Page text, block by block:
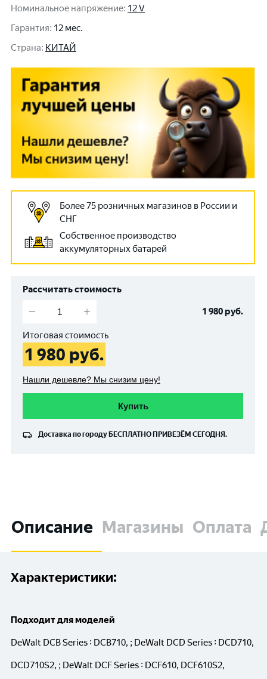
Номинальное напряжение: 12 V
Гарантия: 12 мес.
Cтрана: КИТАЙ
Более 75 розничных магазинов в России и
СНГ
Собственное производство
аккумуляторных батарей
Рассчитать стоимость
1 980руб.
Итоговая стоимость
1 980 руб.
Нашли дешевле? Мы снизим цену!
Купить
Доставка по городу БЕСПЛАТНО ПРИВЕЗЁМ СЕГОДНЯ.
Описание Магазины Оплата
Характеристики:
Подходит для моделей
DeWalt DCB Series : DCB710, ; DeWalt DCD Series : DCD710,
DCD710S2, ; DeWalt DCF Series : DCF610, DCF610S2,